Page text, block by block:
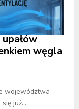
węgla
województwa
już...